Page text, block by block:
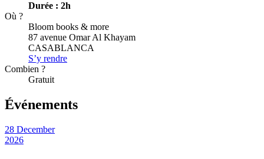
Durée : 2h
Où ?
Bloom books & more
87 avenue Omar Al Khayam
CASABLANCA
S’y rendre
Combien ?
Gratuit
Événements
28 December
2026